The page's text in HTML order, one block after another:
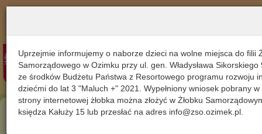
Nasze dzieciaki
Uprzejmie informujemy o naborze dzieci na wolne miejsca do filii
Samorządowego w Ozimku przy ul. gen. Władysława
ze środków Budżetu Państwa z Resortowego programu rozwoju
dziećmi do lat 3 "Maluch +" 2021. Wypełniony wniosek pobrany
strony internetowej żłobka można złożyć w Żłobku
księdza Kałuży 15 lub przesłać na adres info@zso.ozimek.pl.